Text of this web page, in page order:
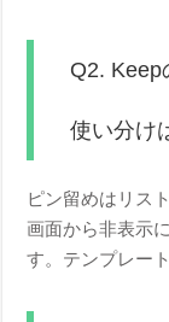
Q2. Keep
使い分け
ピン留めはリス
画面から非表示
す。テンプレー